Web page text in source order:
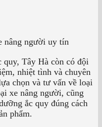
nâng người uy tín
Tây Hà còn có đội
nhiệt tình và chuyên
chọn và tư vấn về loại
xe nâng người, cũng
ắc quy đúng cách
phẩm.